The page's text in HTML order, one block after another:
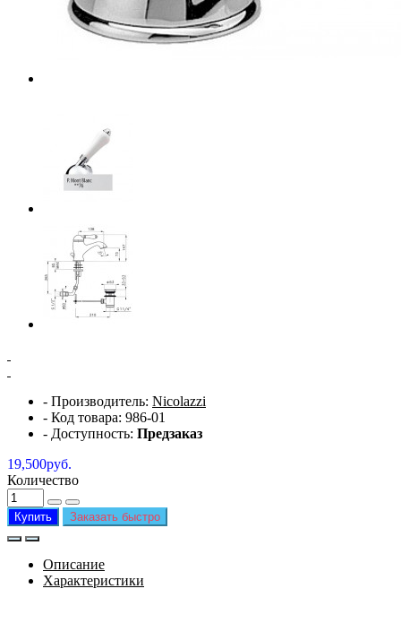
- Производитель: Nicolazzi
- Код товара: 986-01
- Доступность: Предзаказ
19,500руб.
Количество
Купить Заказать быстро
Описание
Характеристики